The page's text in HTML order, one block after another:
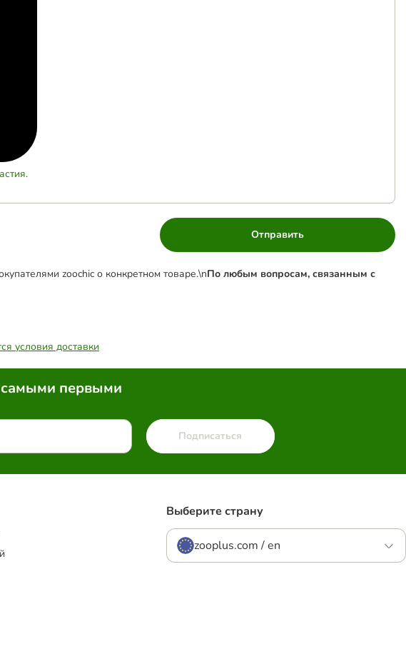
.
Отправить
zoochic о конкретном товаре.\nПо любым вопросам, связанным с
условия доставки
самыми первыми
Подписаться
Выберите страну
zooplus.com / en